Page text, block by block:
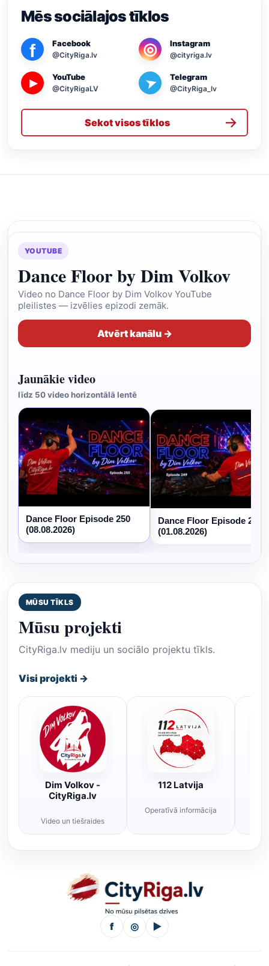
Mēs sociālajos tīklos
f Facebook
@CityRiga.lv ◎ Instagram
@cityriga.lv
▶
YouTube
@CityRigaLV ➤ Telegram
@CityRiga_lv
Sekot visos tīklos →
YOUTUBE
Dance Floor by Dim Volkov
Video no Dance Floor by Dim Volkov YouTube
pleilistes — izvēlies epizodi zemāk.
Atvērt kanālu →
Jaunākie video
līdz 50 video horizontālā lentē
Dance Floor Episode 250
(08.08.2026)
Dance Floor Episode 249
(01.08.2026)
MŪSU TĪKLS
Mūsu projekti
CityRiga.lv mediju un sociālo projektu tīkls.
Visi projekti →
Dim Volkov -
CityRiga.lv
Video un tiešraides
112 Latvija
Operatīvā informācija
f ◎ ▶